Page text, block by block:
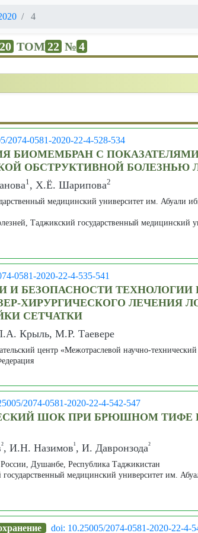
4
ТОМ22 № 4
2074-0581-2020-22-4-528-534
БИОМЕМБРАН С
ОБСТРУКТИВНОЙ БОЛЕЗНЬЮ
1, Х.Ё. Шарипова2
медицинский университет им. Абуали
Таджикский государственный медицинский
0581-2020-22-4-535-541
И БЕЗОПАСНОСТИ
ХИРУРГИЧЕСКОГО ЛЕЧЕНИЯ
СЕТЧАТКИ
Крыль, М.Р. Таевере
центр «Межотраслевой научно-
2074-0581-2020-22-4-542-547
ШОК ПРИ БРЮШНОМ ТИФЕ
², И.Н. Назимов¹, И. Давронзода²
Душанбе, Республика Таджикистан
медицинский университет им.
doi: 10.25005/2074-0581-2020-22-4-